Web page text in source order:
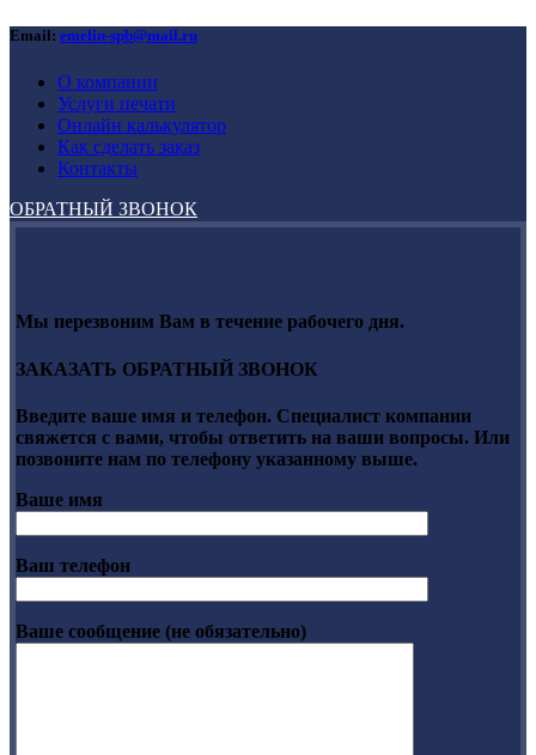
Email: emelin-spb@mail.ru
О компании
Услуги печати
Онлайн калькулятор
Как сделать заказ
Контакты
ОБРАТНЫЙ ЗВОНОК
Мы перезвоним Вам в течение рабочего дня.
ЗАКАЗАТЬ ОБРАТНЫЙ ЗВОНОК
Введите ваше имя и телефон. Специалист компании
свяжется с вами, чтобы ответить на ваши вопросы. Или
позвоните нам по телефону указанному выше.
Ваше имя
Ваш телефон
Ваше сообщение (не обязательно)